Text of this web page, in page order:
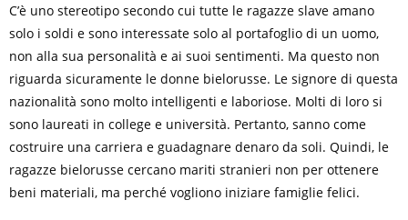
C’è uno stereotipo secondo cui tutte le ragazze slave amano
solo i soldi e sono interessate solo al portafoglio di un uomo,
non alla sua personalità e ai suoi sentimenti. Ma questo non
riguarda sicuramente le donne bielorusse. Le signore di questa
nazionalità sono molto intelligenti e laboriose. Molti di loro si
sono laureati in college e università. Pertanto, sanno come
costruire una carriera e guadagnare denaro da soli. Quindi, le
ragazze bielorusse cercano mariti stranieri non per ottenere
beni materiali, ma perché vogliono iniziare famiglie felici.